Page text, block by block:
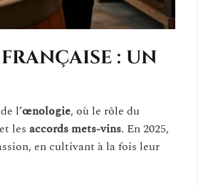
: un
l’œnologie, où le rôle du
les accords mets-vins. En 2025,
en cultivant à la fois leur